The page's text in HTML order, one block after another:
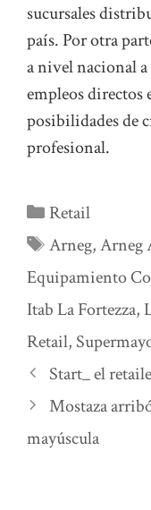
sucursales
país. Por otra
a nivel nacional a
empleos directos
posibilidades de
profesional.
Categorías
Retail
Etiquetas
Arneg,Arneg
Equipamiento
Itab La Fortezza,
Retail,
Start_ el
Mostaza
mayúscula